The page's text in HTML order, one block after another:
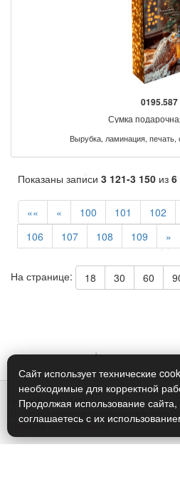
0195.587
Сумка
Вырубка, ламинация,
Показаны записи 3 121-3 150 из 6
«« « 100 101 102
106
107 108 109 »
На странице: 18 30 60
© Арт Дизайн 2026
Политика конфиденциальности и
Правила использования
Сайт использует технические
необходимые для корректной
Продолжая использование сайта,
соглашаетесь с их